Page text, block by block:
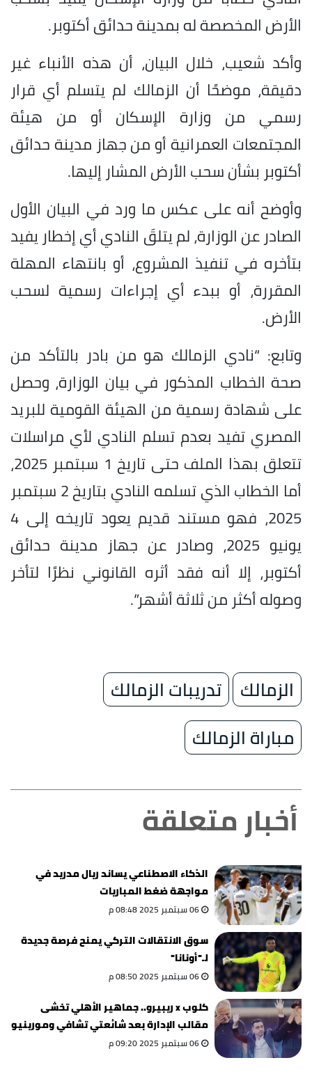
الأرض المخصصة له بمدينة حدائق أكتوبر.
وأكد شعيب، خلال البيان، أن هذه الأنباء غير
دقيقة، موضحًا أن الزمالك لم يتسلم أي قرار
رسمي من وزارة الإسكان أو من هيئة
المجتمعات العمرانية أو من جهاز مدينة حدائق
أكتوبر بشأن سحب الأرض المشار إليها.
وأوضح أنه على عكس ما ورد في البيان الأول
الصادر عن الوزارة، لم يتلقَ النادي أي إخطار يفيد
بتأخره في تنفيذ المشروع، أو بانتهاء المهلة
المقررة، أو ببدء أي إجراءات رسمية لسحب
الأرض.
وتابع: “نادي الزمالك هو من بادر بالتأكد من
صحة الخطاب المذكور في بيان الوزارة، وحصل
على شهادة رسمية من الهيئة القومية للبريد
المصري تفيد بعدم تسلم النادي لأي مراسلات
تتعلق بهذا الملف حتى تاريخ 1 سبتمبر 2025،
أما الخطاب الذي تسلمه النادي بتاريخ 2 سبتمبر
2025، فهو مستند قديم يعود تاريخه إلى 4
يونيو 2025، وصادر عن جهاز مدينة حدائق
أكتوبر، إلا أنه فقد أثره القانوني نظرًا لتأخر
وصوله أكثر من ثلاثة أشهر”.
الزمالك تدريبات الزمالك
مباراة الزمالك
أخبار متعلقة
الذكاء الاصطناعي يساند ريال مدريد في
مواجهة ضغط المباريات
06 سبتمبر 2025 08:48 م
سوق الانتقالات التركي يمنح فرصة جديدة
لـ"أونانا"
06 سبتمبر 2025 08:50 م
كلوب x ريبيرو.. جماهير الأهلي تخشى
مقالب الإدارة بعد شائعتي تشافي ومورينيو
06 سبتمبر 2025 09:20 م